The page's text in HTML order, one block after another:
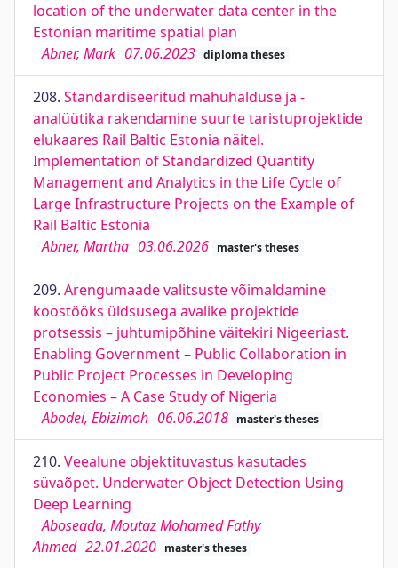
location of the underwater data center in the
Estonian maritime spatial plan
Abner, Mark 07.06.2023 diploma theses
208. Standardiseeritud mahuhalduse ja -
analüütika rakendamine suurte taristuprojektide
elukaares Rail Baltic Estonia näitel.
Implementation of Standardized Quantity
Management and Analytics in the Life Cycle of
Large Infrastructure Projects on the Example of
Rail Baltic Estonia
Abner, Martha 03.06.2026 master's theses
209. Arengumaade valitsuste võimaldamine
koostööks üldsusega avalike projektide
protsessis – juhtumipõhine väitekiri Nigeeriast.
Enabling Government – Public Collaboration in
Public Project Processes in Developing
Economies – A Case Study of Nigeria
Abodei, Ebizimoh 06.06.2018 master's theses
210. Veealune objektituvastus kasutades
süvaõpet. Underwater Object Detection Using
Deep Learning
Aboseada, Moutaz Mohamed Fathy
Ahmed 22.01.2020 master's theses